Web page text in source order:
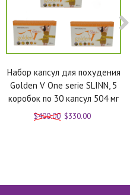
Набор капсул для похудения
Golden V One serie SLINN, 5
коробок по 30 капсул 504 мг
$400.00 $330.00